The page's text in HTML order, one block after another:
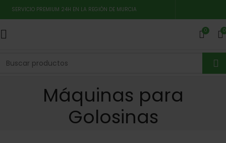
SERVICIO PREMIUM 24H EN LA REGIÓN DE MURCIA
0 0
Máquinas para
Golosinas